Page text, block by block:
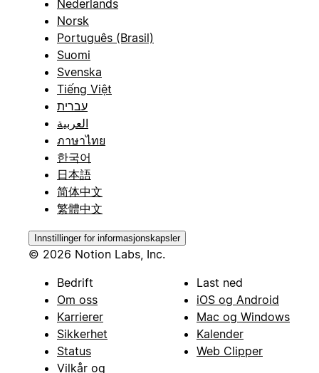
Nederlands
Norsk
Português (Brasil)
Suomi
Svenska
Tiếng Việt
עברית
العربية
ภาษาไทย
한국어
日本語
简体中文
繁體中文
Innstillinger for informasjonskapsler
© 2026 Notion Labs, Inc.
Bedrift
Om oss
Karrierer
Sikkerhet
Status
Vilkår og
Last ned
iOS og Android
Mac og Windows
Kalender
Web Clipper